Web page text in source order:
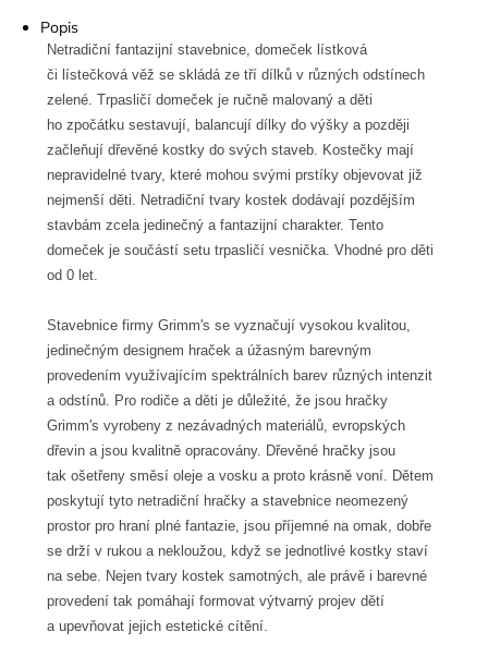
Popis
Netradiční fantazijní stavebnice, domeček lístková
či lístečková věž se skládá ze tří dílků v různých odstínech
zelené. Trpasličí domeček je ručně malovaný a děti
ho zpočátku sestavují, balancují dílky do výšky a později
začleňují dřevěné kostky do svých staveb. Kostečky mají
nepravidelné tvary, které mohou svými prstíky objevovat již
nejmenší děti. Netradiční tvary kostek dodávají pozdějším
stavbám zcela jedinečný a fantazijní charakter. Tento
domeček je součástí setu trpasličí vesnička. Vhodné pro děti
od 0 let.
Stavebnice firmy Grimm's se vyznačují vysokou kvalitou,
jedinečným designem hraček a úžasným barevným
provedením využívajícím spektrálních barev různých intenzit
a odstínů. Pro rodiče a děti je důležité, že jsou hračky
Grimm's vyrobeny z nezávadných materiálů, evropských
dřevin a jsou kvalitně opracovány. Dřevěné hračky jsou
tak ošetřeny směsí oleje a vosku a proto krásně voní. Dětem
poskytují tyto netradiční hračky a stavebnice neomezený
prostor pro hraní plné fantazie, jsou příjemné na omak, dobře
se drží v rukou a nekloužou, když se jednotlivé kostky staví
na sebe. Nejen tvary kostek samotných, ale právě i barevné
provedení tak pomáhají formovat výtvarný projev dětí
a upevňovat jejich estetické cítění.